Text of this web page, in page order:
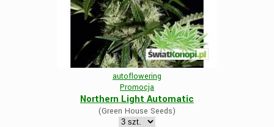
autoflowering
Promocja
Northern Light Automatic
(Green House Seeds)